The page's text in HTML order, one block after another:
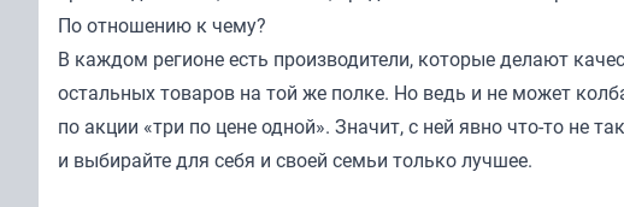
По отношению к чему?
В каждом регионе есть производители, которые делают
остальных товаров на той же полке. Но ведь и не может
по акции «три по цене одной». Значит, с ней явно что-то не
и выбирайте для себя и своей семьи только лучшее.